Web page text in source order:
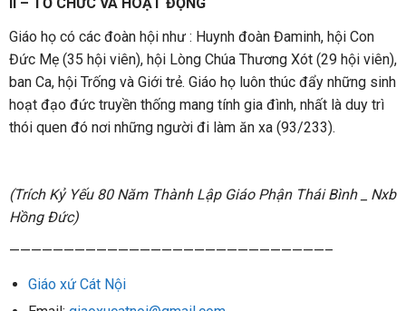
Giáo họ có các đoàn hội như : Huynh đoàn Đaminh, hội Con
Đức Mẹ (35 hội viên), hội Lòng Chúa Thương Xót (29 hội viên),
ban Ca, hội Trống và Giới trẻ. Giáo họ luôn thúc đẩy những sinh
hoạt đạo đức truyền thống mang tính gia đình, nhất là duy trì
thói quen đó nơi những người đi làm ăn xa (93/233).
(Trích Kỷ Yếu 80 Năm Thành Lập Giáo Phận Thái Bình _ Nxb
Hồng Đức)
—————————————————————————————–
Giáo xứ Cát Nội